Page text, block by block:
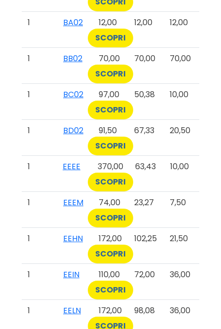
1
BA02 12,00 12,00
12,00
SCOPRI
1
BB02 70,00 70,00
70,00
SCOPRI
1
BC02 97,00 50,38
10,00
SCOPRI
1
BD02 91,50 67,33
20,50
SCOPRI
1
EEEE 370,00 63,43
10,00
SCOPRI
1
EEEM 74,00 23,27
7,50
SCOPRI
1
EEHN 172,00 102,25
21,50
SCOPRI
1
EEIN 110,00 72,00
36,00
SCOPRI
1
EELN 172,00 98,08
36,00
SCOPRI